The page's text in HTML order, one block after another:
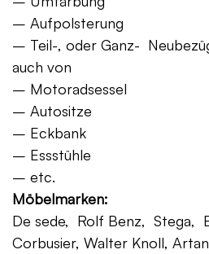
– Aufpolsterung
– Teil-, oder Ganz-
auch von
– Motoradsessel
– Autositze
– Eckbank
– Essstühle
– etc.
Möbelmarken:
De sede, Rolf Benz, Stega,
Corbusier, Walter Knoll,